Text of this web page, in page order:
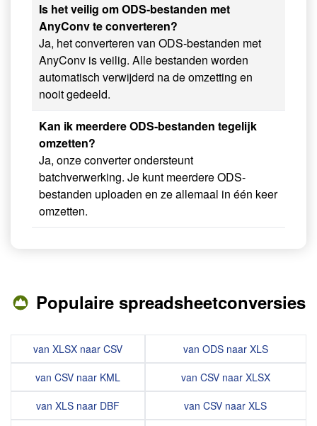
Is het veilig om ODS-bestanden met
AnyConv te converteren?
Ja, het converteren van ODS-bestanden met
AnyConv is veilig. Alle bestanden worden
automatisch verwijderd na de omzetting en
nooit gedeeld.
Kan ik meerdere ODS-bestanden tegelijk
omzetten?
Ja, onze converter ondersteunt
batchverwerking. Je kunt meerdere ODS-
bestanden uploaden en ze allemaal in één keer
omzetten.
Populaire spreadsheetconversies
van XLSX naar CSV
van CSV naar KML
van XLS naar DBF
van ODS naar XLS
van CSV naar XLSX
van CSV naar XLS